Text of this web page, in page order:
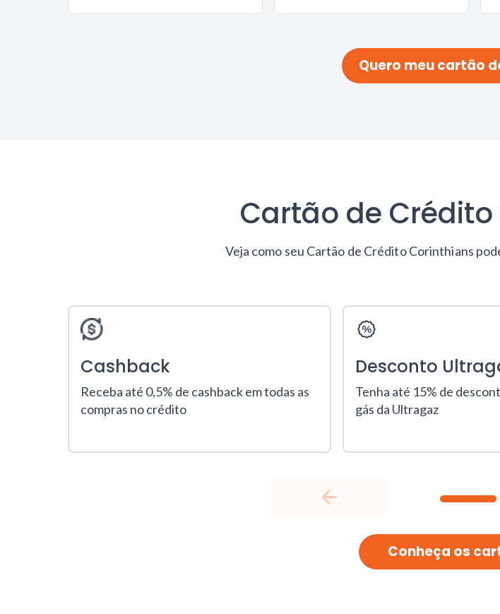
Quero meu cartão
Cartão de
Veja como seu Cartão de Crédito Corinthians
Cashback
Receba até 0,5% de cashback em todas as
compras no crédito
Desconto
Tenha até 15% de
gás da Ultragaz
Conheça os